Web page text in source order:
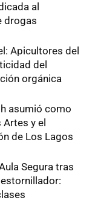
al
drogas
Apicultores del
del
orgánica
asumió como
y el
de Los Lagos
Segura tras